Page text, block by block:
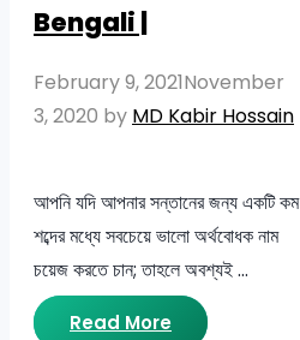
Bengali |
February 9, 2021November
3, 2020 by MD Kabir Hossain
আপনি যদি আপনার সন্তানের জন্য একটি কম
শব্দের মধ্যে সবচেয়ে ভালো অর্থবোধক নাম
চয়েজ করতে চান; তাহলে অবশ্যই …
Read More